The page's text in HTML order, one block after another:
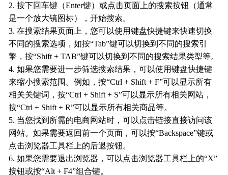
2. 按下回车键（Enter键）或点击页面上的搜索按钮（通常
是一个放大镜图标），开始搜索。
3. 在搜索结果页面上，您可以使用键盘快捷键来快速切换
不同的搜索选项，如按“Tab”键可以切换到不同的搜索引
擎，按“Shift + TAB”键可以切换到不同的搜索结果类型等。
4. 如果您需要进一步筛选搜索结果，可以使用键盘快捷键
来缩小搜索范围。例如，按“Ctrl + Shift + F”可以显示所有
相关关键词，按“Ctrl + Shift + S”可以显示所有相关网站，
按“Ctrl + Shift + R”可以显示所有相关商品等。
5. 当您找到所需的电商网站时，可以点击链接直接访问该
网站。如果需要返回前一个页面，可以按“Backspace”键或
点击浏览器工具栏上的后退按钮。
6. 如果您需要退出浏览器，可以点击浏览器工具栏上的“X”
按钮或按“Alt + F4”组合键。